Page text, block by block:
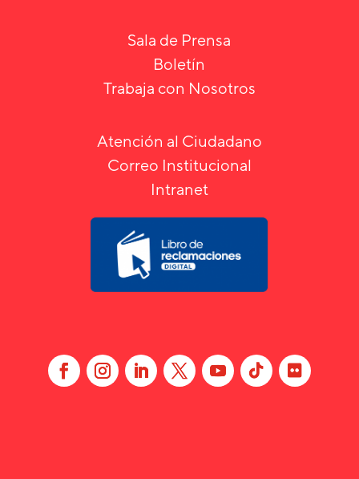
Sala de Prensa
Boletín
Trabaja con Nosotros
Atención al Ciudadano
Correo Institucional
Intranet